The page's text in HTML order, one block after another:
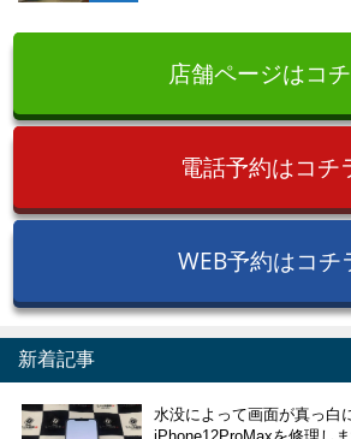
店舗ページはコ
電話予約はコチ
WEB予約はコチ
新着記事
水没によって画面が真っ白